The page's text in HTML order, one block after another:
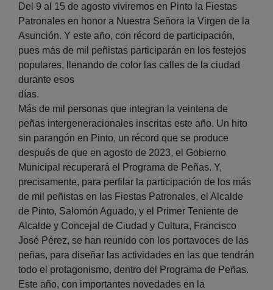
Del 9 al 15 de agosto viviremos en Pinto la Fiestas
Patronales en honor a Nuestra Señora la Virgen de la
Asunción. Y este año, con récord de participación,
pues más de mil peñistas participarán en los festejos
populares, llenando de color las calles de la ciudad
durante esos
días.
Más de mil personas que integran la veintena de
peñas intergeneracionales inscritas este año. Un hito
sin parangón en Pinto, un récord que se produce
después de que en agosto de 2023, el Gobierno
Municipal recuperará el Programa de Peñas. Y,
precisamente, para perfilar la participación de los más
de mil peñistas en las Fiestas Patronales, el Alcalde
de Pinto, Salomón Aguado, y el Primer Teniente de
Alcalde y Concejal de Ciudad y Cultura, Francisco
José Pérez, se han reunido con los portavoces de las
peñas, para diseñar las actividades en las que tendrán
todo el protagonismo, dentro del Programa de Peñas.
Este año, con importantes novedades en la